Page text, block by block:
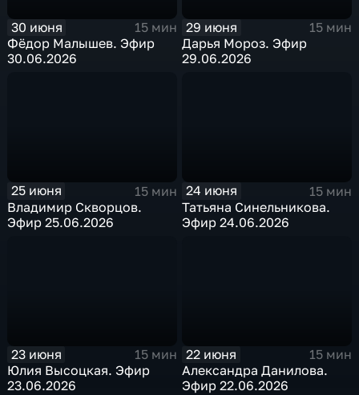
30 июня
15 мин
Фёдор Малышев. Эфир
30.06.2026
29 июня
15 мин
Дарья Мороз. Эфир
29.06.2026
25 июня
15 мин
Владимир Скворцов.
Эфир 25.06.2026
24 июня
15 мин
Татьяна Синельникова.
Эфир 24.06.2026
23 июня
15 мин
Юлия Высоцкая. Эфир
23.06.2026
22 июня
15 мин
Александра Данилова.
Эфир 22.06.2026